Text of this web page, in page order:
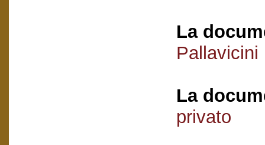
La
Pallavicini
La
privato